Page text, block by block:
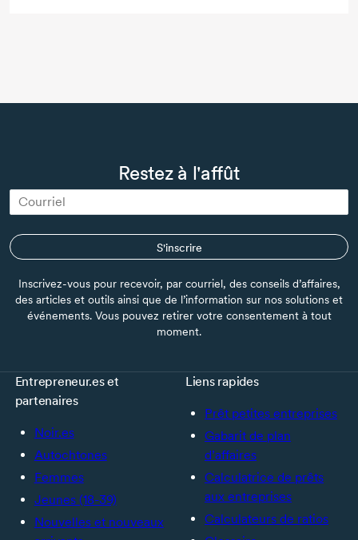
Restez à l'affût
S'inscrire
Inscrivez-vous pour recevoir, par courriel, des conseils d’affaires,
des articles et outils ainsi que de l’information sur nos solutions et
événements. Vous pouvez retirer votre consentement à tout
moment.
Entrepreneur.es et
partenaires
Noir.es
Autochtones
Femmes
Jeunes (18-39)
Nouvelles et nouveaux
Liens rapides
Prêt petites entreprises
Gabarit de plan
d’affaires
Calculatrice de prêts
aux entreprises
Calculateurs de ratios